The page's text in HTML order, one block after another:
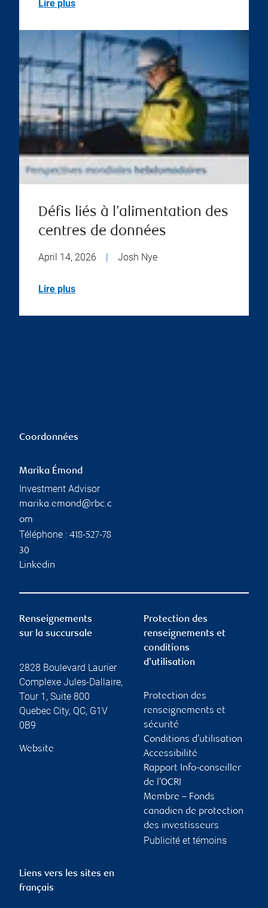
Lire plus
Défis liés à l’alimentation des
centres de données
April 14, 2026 Josh Nye
Lire plus
Coordonnées
Marika Émond
Investment Advisor
marika.emond@rbc.c
om
Téléphone : 418-527-78
30
Linkedin
Renseignements
sur la succursale
2828 Boulevard Laurier
Complexe Jules-Dallaire,
Tour 1, Suite 800
Quebec City, QC, G1V
0B9
Website
Protection des
renseignements et
conditions
d’utilisation
Protection des
renseignements et
sécurité
Conditions d’utilisation
Accessibilité
Rapport Info-conseiller
de l’OCRI
Membre – Fonds
canadien de protection
des investisseurs
Publicité et témoins
Liens vers les sites en
français